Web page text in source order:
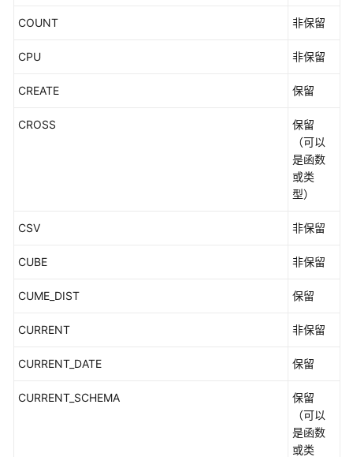
工
参
档
用
考
品
语
责
COUNT 非保留
CPU 非保留
CREATE 保留
CROSS
保留
（可以
是函数
或类
型）
CSV 非保留
CUBE 非保留
CUME_DIST 保留
CURRENT 非保留
CURRENT_DATE 保留
CURRENT_SCHEMA
保留
（可以
是函数
或类